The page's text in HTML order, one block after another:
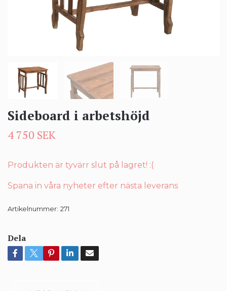
Sideboard i arbetshöjd
4 750 SEK
Produkten är tyvärr slut på lagret! :(
Spana in våra nyheter efter nästa leverans
Artikelnummer: 271
Dela